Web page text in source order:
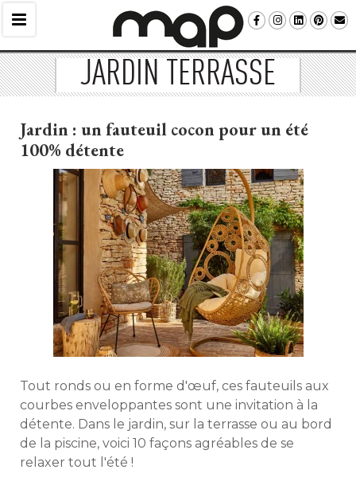
JARDIN TERRASSE
Jardin : un fauteuil cocon pour un été
100% détente
Tout ronds ou en forme d'œuf, ces fauteuils aux
courbes enveloppantes sont une invitation à la
détente. Dans le jardin, sur la terrasse ou au bord
de la piscine, voici 10 façons agréables de se
relaxer tout l'été !